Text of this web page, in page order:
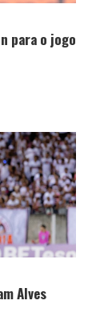
para o jogo
Alves